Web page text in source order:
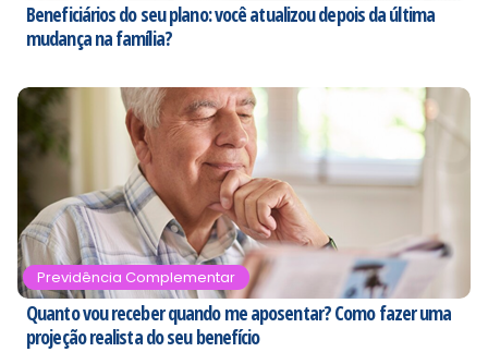
Beneficiários do seu plano: você atualizou depois da última
mudança na família?
Previdência Complementar
Quanto vou receber quando me aposentar? Como fazer uma
projeção realista do seu benefício